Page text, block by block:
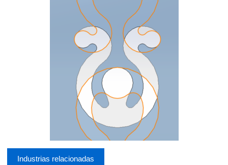
Industrias relacionadas